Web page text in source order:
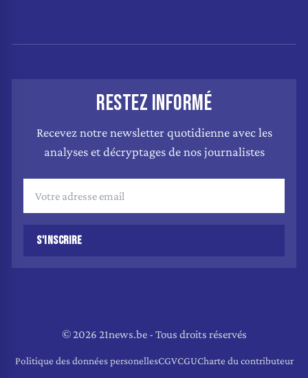
RESTEZ INFORMÉ
Recevez notre newsletter quotidienne avec les
analyses et décryptages de nos journalistes
S'INSCRIRE
© 2026 21news.be - Tous droits réservés
Politique des données personellesCGVCGUCharte du contributeur